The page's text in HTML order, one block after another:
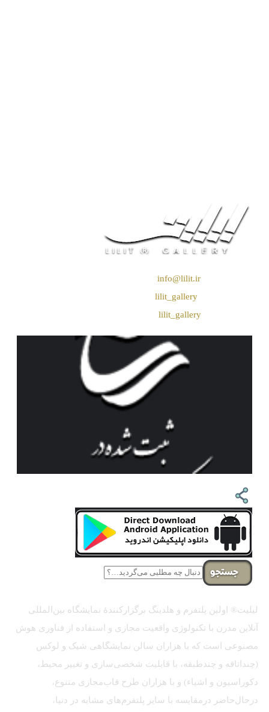
info@lilit.ir
lilit_gallery
lilit_gallery
جستجو
لیلیت® اولین پلتفرم و هلدینگ برگزارکنندهٔ نمایشگاه بین‌المللی
آنلاین مدرن با تکنولوژی واقعیت مجازی و استفاده از فناوری هوش
مصنوعی است که با هزاران سالن نمایشگاهی شیک و لوکس
(چنداتاقه و چندطبقه، با قابلیت شخصی‌سازی و تغییر محیط،
دکوراسیون و اشیاء) و با هزاران طرح قاب‌مجازی متنوع،
درحال‌حاضر درمقایسه با سایر پلتفرم‌های مشابه در دنیا،